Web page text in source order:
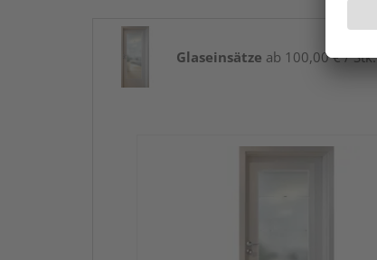
Glaseinsätze ab 100,00 € / Stk.